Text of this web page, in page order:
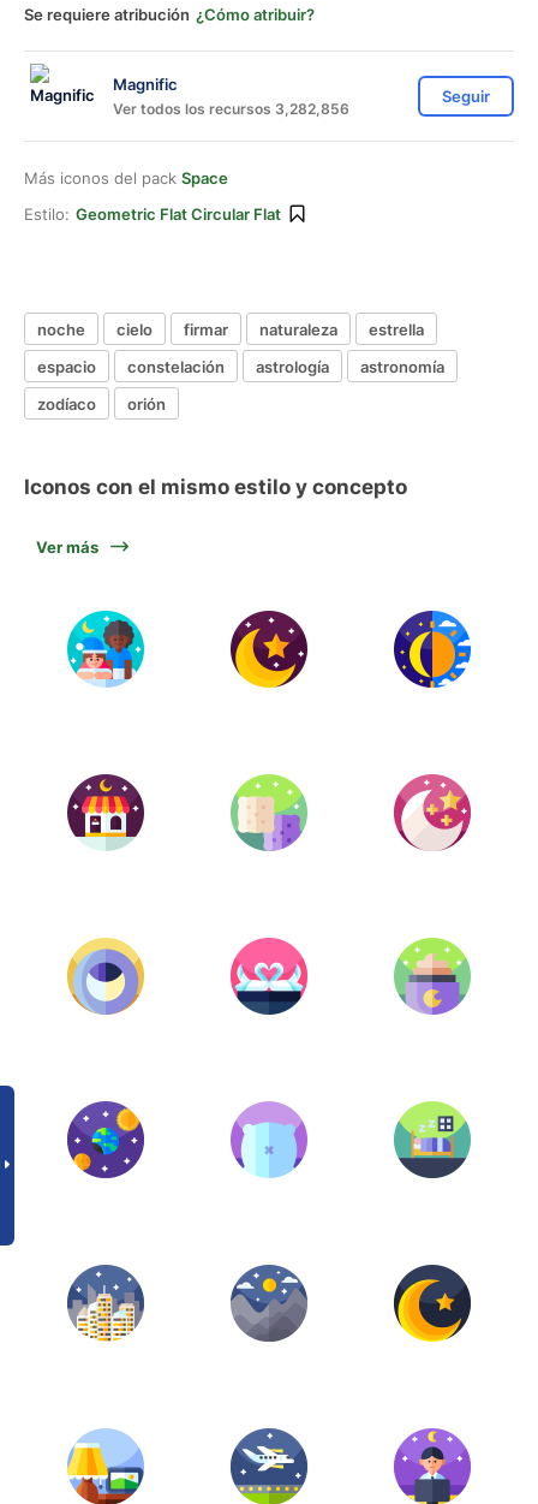
Se requiere atribución ¿Cómo atribuir?
Magnific
Ver todos los recursos 3,282,856
Seguir
Más iconos del pack Space
Estilo: Geometric Flat Circular Flat
noche cielo firmar naturaleza
estrella
espacio
constelación astrología
astronomía
zodíaco
orión
Iconos con el mismo estilo y concepto
Ver más